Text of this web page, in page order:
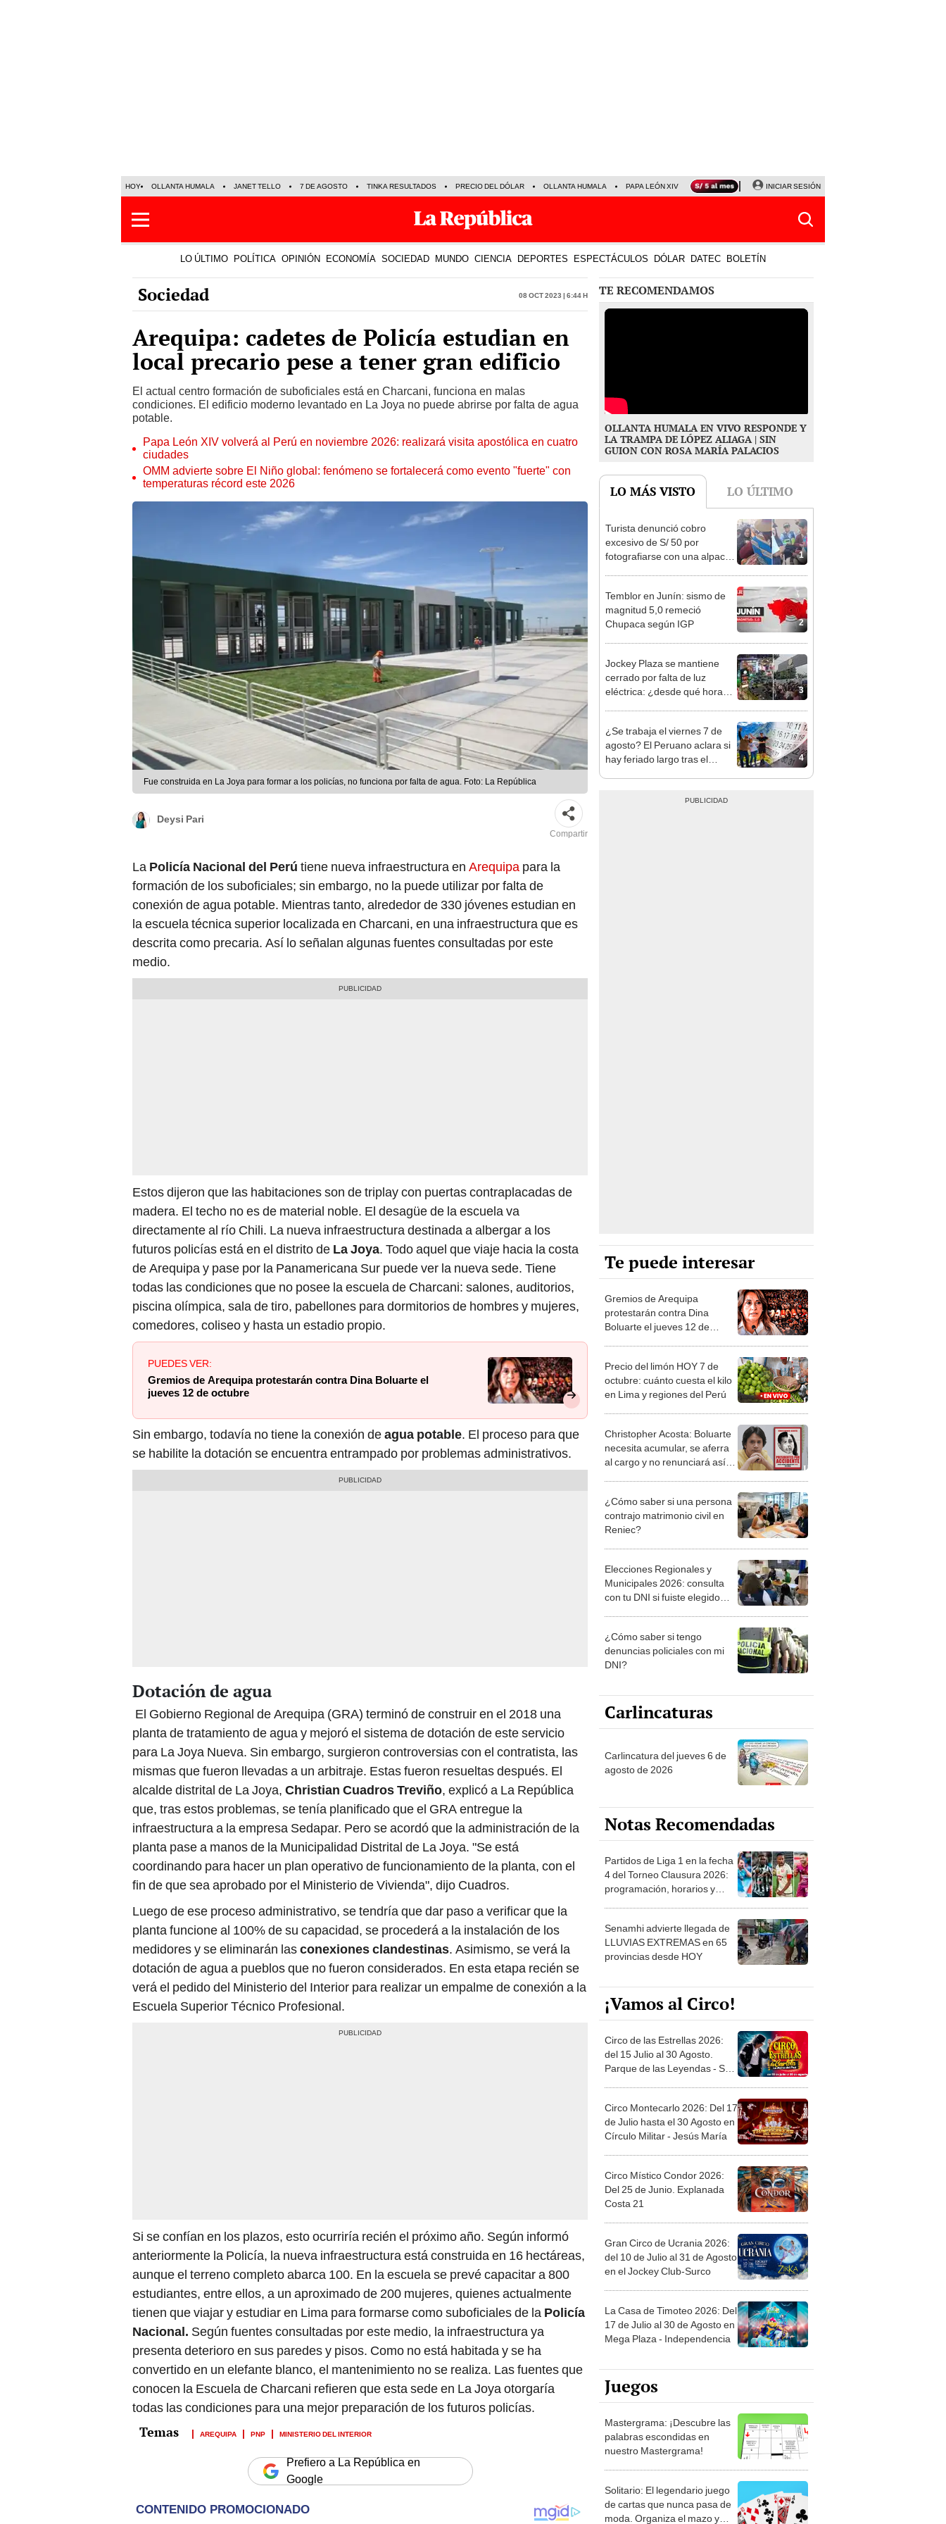
HOY OLLANTA HUMALA JANET TELLO 7 DE AGOSTO TINKA RESULTADOS PRECIO DEL DÓLAR OLLANTA HUMALA PAPA LEÓN XIV NALDY SALDAÑA LA BELLA LUZ
INICIAR SESIÓN
LO ÚLTIMO POLÍTICA OPINIÓN ECONOMÍA SOCIEDAD MUNDO CIENCIA DEPORTES ESPECTÁCULOS DÓLAR DATEC BOLETÍN
Sociedad 08 Oct 2023 | 6:44 h
Arequipa: cadetes de Policía estudian en
local precario pese a tener gran edificio
El actual centro formación de suboficiales está en Charcani, funciona en malas
condiciones. El edificio moderno levantado en La Joya no puede abrirse por falta de agua
potable.
Papa León XIV volverá al Perú en noviembre 2026: realizará visita apostólica en cuatro
ciudades
OMM advierte sobre El Niño global: fenómeno se fortalecerá como evento "fuerte" con
temperaturas récord este 2026
Fue construida en La Joya para formar a los policías, no funciona por falta de agua. Foto: La República
Deysi Pari
Compartir
La Policía Nacional del Perú tiene nueva infraestructura en Arequipa para la
formación de los suboficiales; sin embargo, no la puede utilizar por falta de
conexión de agua potable. Mientras tanto, alrededor de 330 jóvenes estudian en
la escuela técnica superior localizada en Charcani, en una infraestructura que es
descrita como precaria. Así lo señalan algunas fuentes consultadas por este
medio.
Estos dijeron que las habitaciones son de triplay con puertas contraplacadas de
madera. El techo no es de material noble. El desagüe de la escuela va
directamente al río Chili. La nueva infraestructura destinada a albergar a los
futuros policías está en el distrito de La Joya. Todo aquel que viaje hacia la costa
de Arequipa y pase por la Panamericana Sur puede ver la nueva sede. Tiene
todas las condiciones que no posee la escuela de Charcani: salones, auditorios,
piscina olímpica, sala de tiro, pabellones para dormitorios de hombres y mujeres,
comedores, coliseo y hasta un estadio propio.
PUEDES VER:
Gremios de Arequipa protestarán contra Dina Boluarte el
jueves 12 de octubre
Sin embargo, todavía no tiene la conexión deagua potable. El proceso para que
se habilite la dotación se encuentra entrampado por problemas administrativos.
Dotación de agua
El Gobierno Regional de Arequipa (GRA) terminó de construir en el 2018 una
planta de tratamiento de agua y mejoró el sistema de dotación de este servicio
para La Joya Nueva. Sin embargo, surgieron controversias con el contratista, las
mismas que fueron llevadas a un arbitraje. Estas fueron resueltas después. El
alcalde distrital de La Joya, Christian Cuadros Treviño, explicó a La República
que, tras estos problemas, se tenía planificado que el GRA entregue la
infraestructura a la empresa Sedapar. Pero se acordó que la administración de la
planta pase a manos de la Municipalidad Distrital de La Joya. "Se está
coordinando para hacer un plan operativo de funcionamiento de la planta, con el
fin de que sea aprobado por el Ministerio de Vivienda", dijo Cuadros.
Luego de ese proceso administrativo, se tendría que dar paso a verificar que la
planta funcione al 100% de su capacidad, se procederá a la instalación de los
medidores y se eliminarán lasconexiones clandestinas. Asimismo, se verá la
dotación de agua a pueblos que no fueron considerados. En esta etapa recién se
verá el pedido del Ministerio del Interior para realizar un empalme de conexión a la
Escuela Superior Técnico Profesional.
Si se confían en los plazos, esto ocurriría recién el próximo año. Según informó
anteriormente la Policía, la nueva infraestructura está construida en 16 hectáreas,
aunque el terreno completo abarca 100. En la escuela se prevé capacitar a 800
estudiantes, entre ellos, a un aproximado de 200 mujeres, quienes actualmente
tienen que viajar y estudiar en Lima para formarse como suboficiales de la Policía
Nacional. Según fuentes consultadas por este medio, la infraestructura ya
presenta deterioro en sus paredes y pisos. Como no está habitada y se ha
convertido en un elefante blanco, el mantenimiento no se realiza. Las fuentes que
conocen la Escuela de Charcani refieren que esta sede en La Joya otorgaría
todas las condiciones para una mejor preparación de los futuros policías.
AREQUIPA PNP MINISTERIO DEL INTERIOR
Prefiero a La República en
Google
TE RECOMENDAMOS
OLLANTA HUMALA EN VIVO RESPONDE Y
LA TRAMPA DE LÓPEZ ALIAGA | SIN
GUION CON ROSA MARÍA PALACIOS
LO MÁS VISTO LO ÚLTIMO
1
Turista denunció cobro
excesivo de S/ 50 por
fotografiarse con una alpaca
2
Temblor en Junín: sismo de
magnitud 5,0 remeció
Chupaca según IGP
3
Jockey Plaza se mantiene
cerrado por falta de luz
eléctrica: ¿desde qué hora
4
¿Se trabaja el viernes 7 de
agosto? El Peruano aclara si
hay feriado largo tras el
Te puede interesar
Gremios de Arequipa
protestarán contra Dina
Boluarte el jueves 12 de
Precio del limón HOY 7 de
octubre: cuánto cuesta el kilo
en Lima y regiones del Perú
Christopher Acosta: Boluarte
necesita acumular, se aferra
al cargo y no renunciará así
¿Cómo saber si una persona
contrajo matrimonio civil en
Reniec?
Elecciones Regionales y
Municipales 2026: consulta
con tu DNI si fuiste elegido
la ONPE
¿Cómo saber si tengo
denuncias policiales con mi
DNI?
Carlincaturas
Carlincatura del jueves 6 de
agosto de 2026
Notas Recomendadas
Partidos de Liga 1 en la fecha
4 del Torneo Clausura 2026:
programación, horarios y
Senamhi advierte llegada de
LLUVIAS EXTREMAS en 65
provincias desde HOY
¡Vamos al Circo!
Circo de las Estrellas 2026:
del 15 Julio al 30 Agosto.
Parque de las Leyendas - San
Circo Montecarlo 2026: Del 17
de Julio hasta el 30 Agosto en
Círculo Militar - Jesús María
Circo Místico Condor 2026:
Del 25 de Junio. Explanada
Costa 21
Gran Circo de Ucrania 2026:
del 10 de Julio al 31 de Agosto
en el Jockey Club-Surco
La Casa de Timoteo 2026: Del
17 de Julio al 30 de Agosto en
Mega Plaza - Independencia
Juegos
Mastergrama: ¡Descubre las
palabras escondidas en
nuestro Mastergrama!
Solitario: El legendario juego
de cartas que nunca pasa de
moda. Organiza el mazo y